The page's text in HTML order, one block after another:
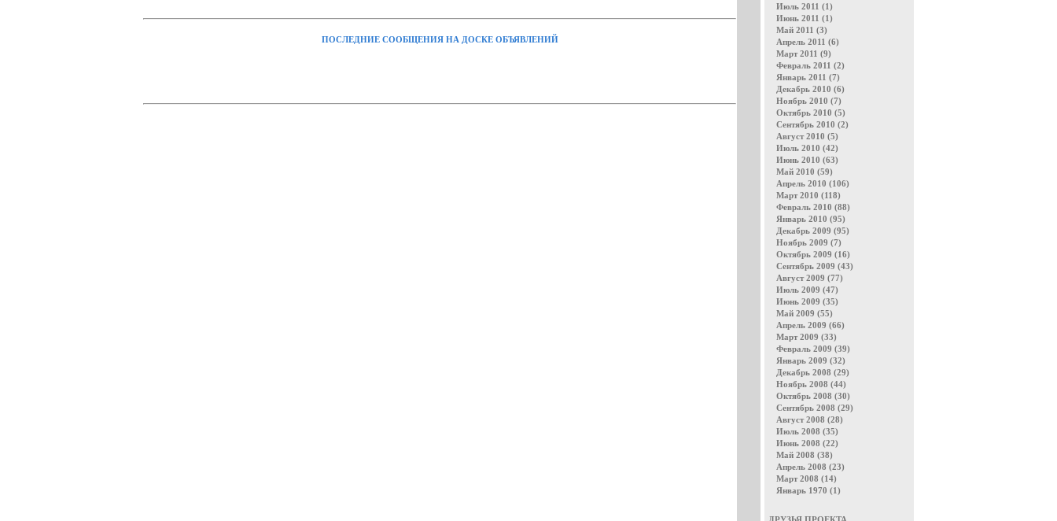
ПОСЛЕДНИЕ СООБЩЕНИЯ НА ДОСКЕ ОБЪЯВЛЕНИЙ
Июль 2011 (1)
Июнь 2011 (1)
Май 2011 (3)
Апрель 2011 (6)
Март 2011 (9)
Февраль 2011 (2)
Январь 2011 (7)
Декабрь 2010 (6)
Ноябрь 2010 (7)
Октябрь 2010 (5)
Сентябрь 2010 (2)
Август 2010 (5)
Июль 2010 (42)
Июнь 2010 (63)
Май 2010 (59)
Апрель 2010 (106)
Март 2010 (118)
Февраль 2010 (88)
Январь 2010 (95)
Декабрь 2009 (95)
Ноябрь 2009 (7)
Октябрь 2009 (16)
Сентябрь 2009 (43)
Август 2009 (77)
Июль 2009 (47)
Июнь 2009 (35)
Май 2009 (55)
Апрель 2009 (66)
Март 2009 (33)
Февраль 2009 (39)
Январь 2009 (32)
Декабрь 2008 (29)
Ноябрь 2008 (44)
Октябрь 2008 (30)
Сентябрь 2008 (29)
Август 2008 (28)
Июль 2008 (35)
Июнь 2008 (22)
Май 2008 (38)
Апрель 2008 (23)
Март 2008 (14)
Январь 1970 (1)